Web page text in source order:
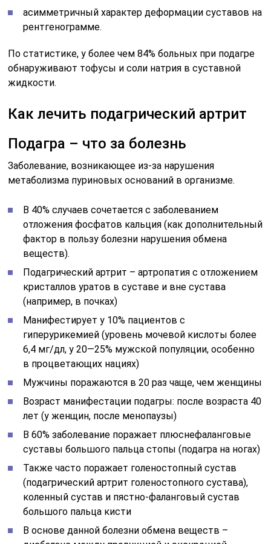
асимметричный характер деформации суставов на
рентгенограмме.
По статистике, у более чем 84% больных при подагре
обнаруживают тофусы и соли натрия в суставной
жидкости.
Как лечить подагрический артрит
Подагра – что за болезнь
Заболевание, возникающее из-за нарушения
метаболизма пуриновых оснований в организме.
В 40% случаев сочетается с заболеванием
отложения фосфатов кальция (как дополнительный
фактор в пользу болезни нарушения обмена
веществ).
Подагрический артрит – артропатия с отложением
кристаллов уратов в суставе и вне сустава
(например, в почках)
Манифестирует у 10% пациентов с
гиперурикемией (уровень мочевой кислоты более
6,4 мг/дл, у 20—25% мужской популяции, особенно
в процветающих нациях)
Мужчины поражаются в 20 раз чаще, чем женщины
Возраст манифестации подагры: после возраста 40
лет (у женщин, после менопаузы)
В 60% заболевание поражает плюснефаланговые
суставы большого пальца стопы (подагра на ногах)
Также часто поражает голеностопный сустав
(подагрический артрит голеностопного сустава),
коленный сустав и пястно-фаланговый сустав
большого пальца кисти
В основе данной болезни обмена веществ –